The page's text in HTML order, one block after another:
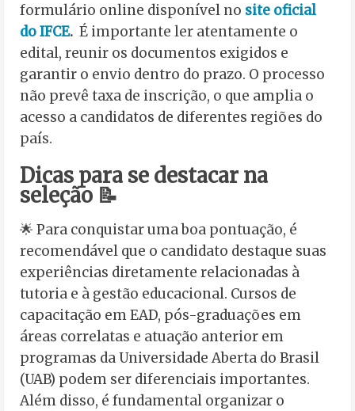
formulário online disponível no site oficial
do IFCE. É importante ler atentamente o
edital, reunir os documentos exigidos e
garantir o envio dentro do prazo. O processo
não prevê taxa de inscrição, o que amplia o
acesso a candidatos de diferentes regiões do
país.
Dicas para se destacar na
seleção 📝
🌟 Para conquistar uma boa pontuação, é
recomendável que o candidato destaque suas
experiências diretamente relacionadas à
tutoria e à gestão educacional. Cursos de
capacitação em EAD, pós-graduações em
áreas correlatas e atuação anterior em
programas da Universidade Aberta do Brasil
(UAB) podem ser diferenciais importantes.
Além disso, é fundamental organizar o